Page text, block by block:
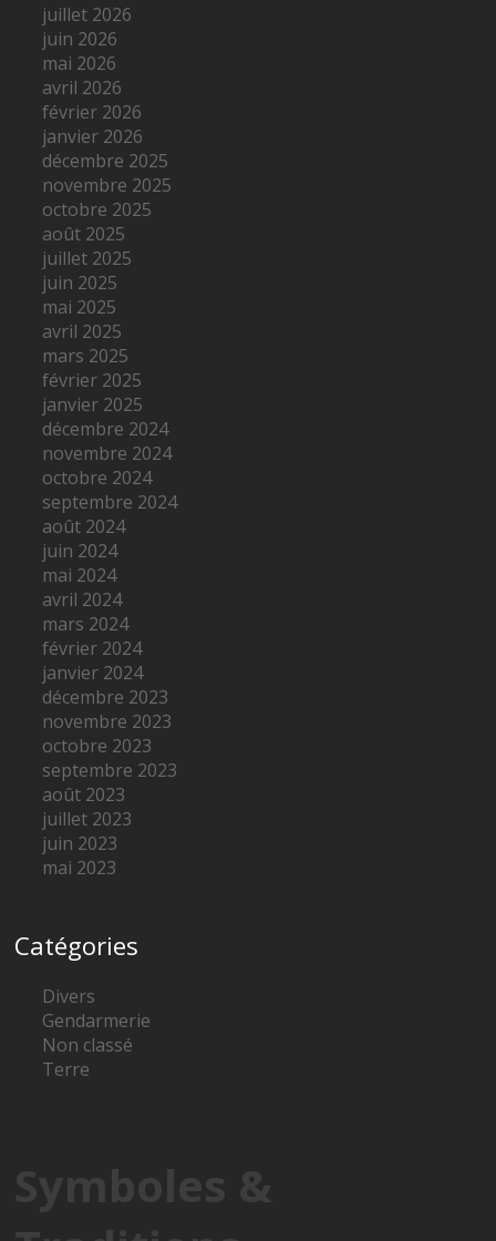
juillet 2026
juin 2026
mai 2026
avril 2026
février 2026
janvier 2026
décembre 2025
novembre 2025
octobre 2025
août 2025
juillet 2025
juin 2025
mai 2025
avril 2025
mars 2025
février 2025
janvier 2025
décembre 2024
novembre 2024
octobre 2024
septembre 2024
août 2024
juin 2024
mai 2024
avril 2024
mars 2024
février 2024
janvier 2024
décembre 2023
novembre 2023
octobre 2023
septembre 2023
août 2023
juillet 2023
juin 2023
mai 2023
Catégories
Divers
Gendarmerie
Non classé
Terre
Symboles &